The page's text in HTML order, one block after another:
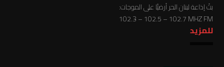
بثّ إذاعة لبنان الحر أرضيًّا على الموجات:
102.3 – 102.5 – 102.7 MHZ FM
للمزيد